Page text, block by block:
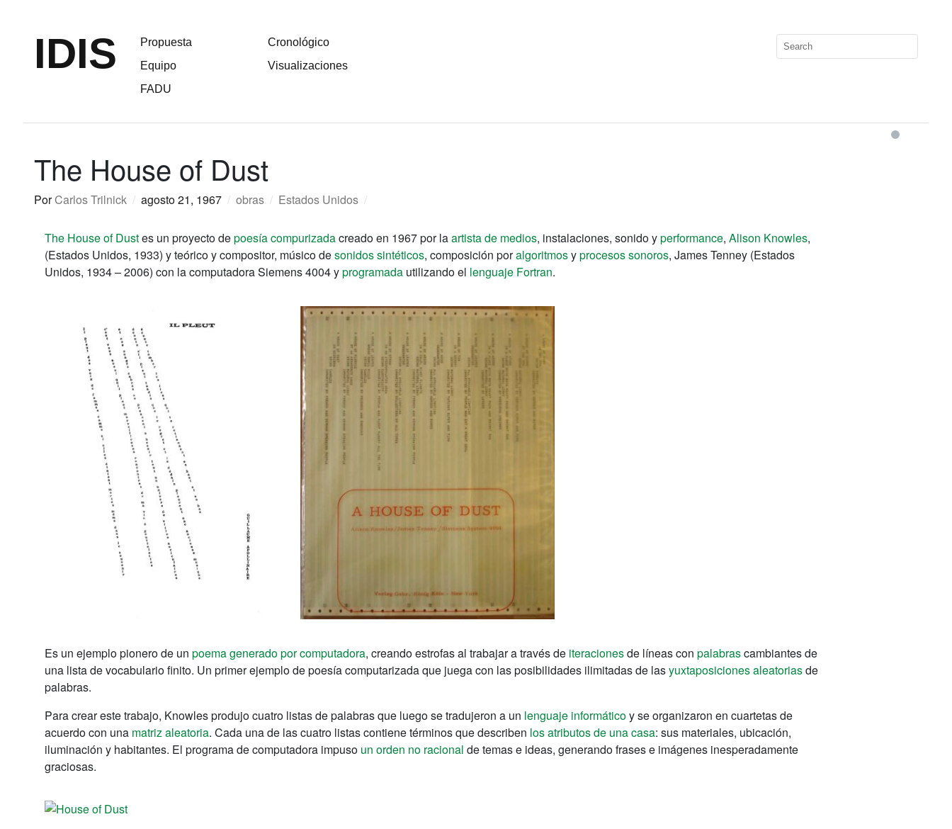
IDIS
Propuesta
Equipo
FADU
Cronológico
Visualizaciones
The House of Dust
PorCarlos Trilnick / agosto 21, 1967 / obras / Estados Unidos /
The House of Dustes un proyecto depoesía compurizadacreado en 1967 por laartista de medios, instalaciones, sonido yperformance, Alison Knowles,
(Estados Unidos, 1933) yteóricoy compositor, músico desonidos sintéticos, composición poralgoritmosyprocesos sonoros, James Tenney (Estados
Unidos, 1934 – 2006) con la computadora Siemens 4004 yprogramada utilizando el lenguaje Fortran.
Es un ejemplo pionero de un poema generado por computadora, creando estrofas al trabajar a través de iteracionesde líneas con palabrascambiantes de
una lista de vocabulario finito. Un primer ejemplo de poesía computarizada que juega con las posibilidades ilimitadas de lasyuxtaposiciones aleatoriasde
palabras.
Para crear este trabajo, Knowles produjo cuatro listas de palabras que luego se tradujeron a un lenguaje informáticoy se organizaron en cuartetas de
acuerdo con una matriz aleatoria. Cada una de las cuatro listas contiene términos que describen los atributos de una casa: sus materiales, ubicación,
iluminación y habitantes. El programa de computadora impuso un orden no racional de temas e ideas, generando frases e imágenes inesperadamente
graciosas.